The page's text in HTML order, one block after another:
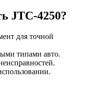
JTC-4250?
для точной
типами авто.